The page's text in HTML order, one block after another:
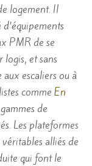
logement. Il
PMR de se
et sans
escaliers ou à
comme En
de
Les plateformes
véritables alliés de
qui font le